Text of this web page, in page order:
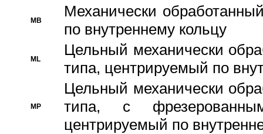
MB
Механически
по внутреннему кольцу
ML
Цельный механически
типа, центрируемый по
MP
Цельный механически
типа, с
центрируемый по